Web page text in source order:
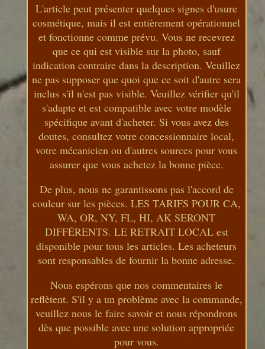
L'article peut présenter quelques signes d'usure
cosmétique, mais il est entièrement opérationnel
et fonctionne comme prévu. Vous ne recevrez
que ce qui est visible sur la photo, sauf
indication contraire dans la description. Veuillez
ne pas supposer que quoi que ce soit d'autre sera
inclus s'il n'est pas visible. Veuillez vérifier qu'il
s'adapte et est compatible avec votre modèle
spécifique avant d'acheter. Si vous avez des
doutes, consultez votre concessionnaire local,
votre mécanicien ou d'autres sources pour vous
assurer que vous achetez la bonne pièce.
De plus, nous ne garantissons pas l'accord de
couleur sur les pièces. LES TARIFS POUR CA,
WA, OR, NY, FL, HI, AK SERONT
DIFFÉRENTS. LE RETRAIT LOCAL est
disponible pour tous les articles. Les acheteurs
sont responsables de fournir la bonne adresse.
Nous espérons que nos commentaires le
reflètent. S'il y a un problème avec la commande,
veuillez nous le faire savoir et nous répondrons
dès que possible avec une solution appropriée
pour vous.